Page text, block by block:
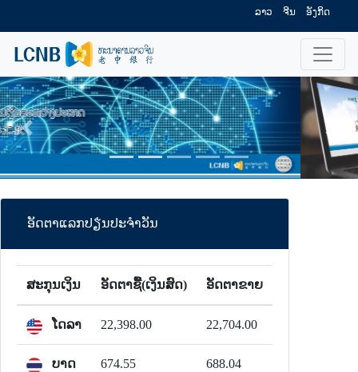
ລາວ ຈີນ ອັງກິດ
ກັບຄືນ
ອັດຕາແລກປຽ່ນປະຈຳວັນ
ສະກຸນເງິນ ອັດຕາຊື້(ເງິນສົດ) ອັດຕາຂາຍ
ໂດລາ 22,398.00 22,704.00
ບາດ 674.55 688.04